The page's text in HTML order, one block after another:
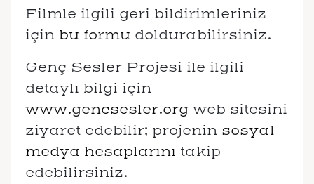
Filmle ilgili geri bildirimleriniz
için bu formu doldurabilirsiniz.
Genç Sesler Projesi ile ilgili
detaylı bilgi için
www.gencsesler.org web sitesini
ziyaret edebilir; projenin sosyal
medya hesaplarını takip
edebilirsiniz.